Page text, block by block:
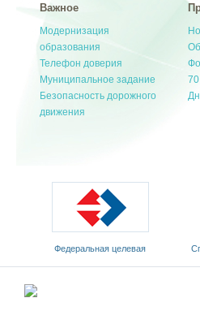
Важное
Модернизация
образования
Телефон доверия
Муниципальное задание
Безопасность дорожного
движения
Федеральная целевая
программа развития